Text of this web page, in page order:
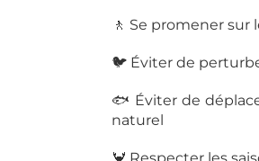
🚶 Se promener sur
🐦 Éviter de
🐟 Éviter de
naturel